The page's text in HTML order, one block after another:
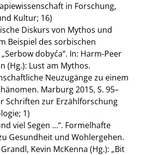
in Forschung,
Kultur; 16)
Diskurs von Mythos und
Beispiel des sorbischen
dobyća“. In: Harm-Peer
(Hg.): Lust am Mythos.
Neuzugänge zu einem
Marburg 2015, S. 95–
Schriften zur Erzählforschung
1)
viel Segen …“. Formelhafte
Gesundheit und Wohlergehen.
Kevin McKenna (Hg.): „Bit